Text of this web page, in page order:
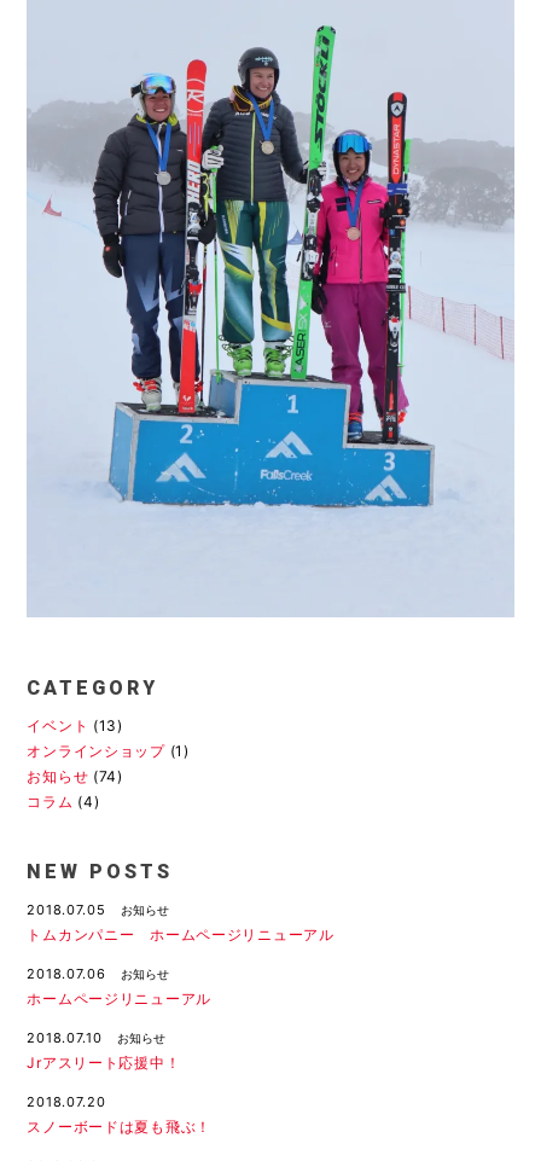
CATEGORY
イベント (13)
オンラインショップ(1)
お知らせ (74)
コラム (4)
NEW POSTS
2018.07.05 お知らせ
トムカンパニー ホームページリニューアル
2018.07.06 お知らせ
ホームページリニューアル
2018.07.10 お知らせ
Jrアスリート応援中！
2018.07.20
スノーボードは夏も飛ぶ！